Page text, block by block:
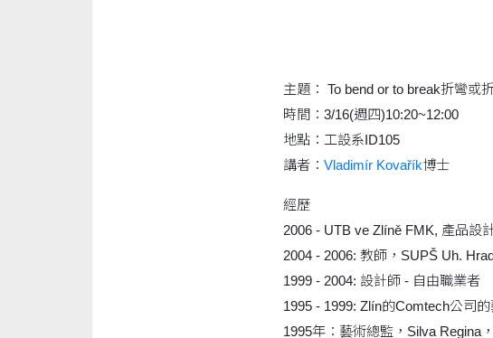
主題： To bend or to break折彎或
時間：3/16(週四)10:20~12:00
地點：工設系ID105
講者： Vladimír Kovařík博士
經歷
2006 - UTB ve Zlíně FMK, 產品設
2004 - 2006: 教師，SUPŠ Uh.
1999 - 2004: 設計師 - 自由職業者
1995 - 1999: Zlín的Comtech公司
1995年：藝術總監，Silva Regina